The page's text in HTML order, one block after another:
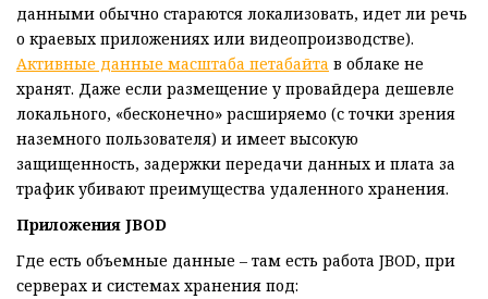
данными обычно стараются локализовать, идет ли речь
о краевых приложениях или видеопроизводстве).
Активные данные масштаба петабайта в облаке не
хранят. Даже если размещение у провайдера дешевле
локального, «бесконечно» расширяемо (с точки зрения
наземного пользователя) и имеет высокую
защищенность, задержки передачи данных и плата за
трафик убивают преимущества удаленного хранения.
Приложения JBOD
Где есть объемные данные – там есть работа JBOD, при
серверах и системах хранения под: